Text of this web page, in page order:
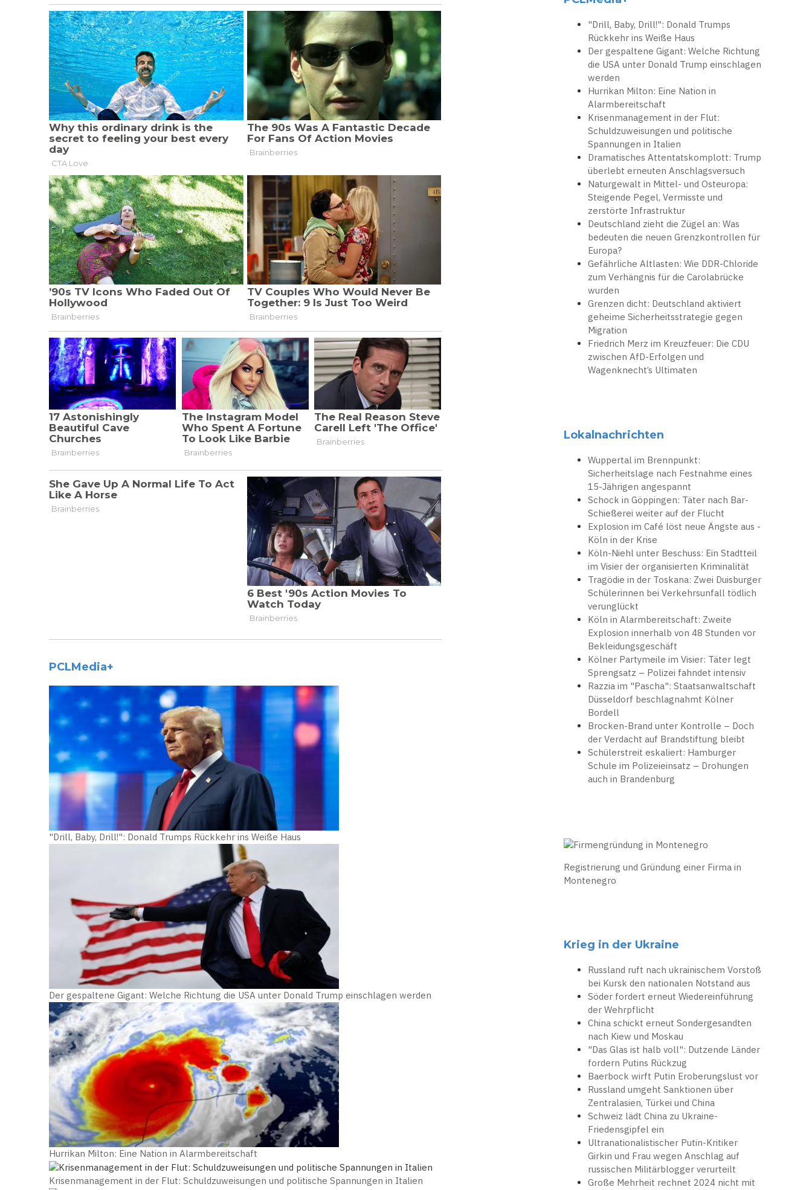
PCLMedia+
"Drill, Baby, Drill!": Donald Trumps Rückkehr ins Weiße Haus
Der gespaltene Gigant: Welche Richtung die USA unter Donald Trump einschlagen werden
Hurrikan Milton: Eine Nation in Alarmbereitschaft
Krisenmanagement in der Flut: Schuldzuweisungen und politische Spannungen in Italien
"Drill, Baby, Drill!": Donald Trumps
Rückkehr ins Weiße Haus
Der gespaltene Gigant: Welche Richtung
die USA unter Donald Trump einschlagen
werden
Hurrikan Milton: Eine Nation in
Alarmbereitschaft
Krisenmanagement in der Flut:
Schuldzuweisungen und politische
Spannungen in Italien
Dramatisches Attentatskomplott: Trump
überlebt erneuten Anschlagsversuch
Naturgewalt in Mittel- und Osteuropa:
Steigende Pegel, Vermisste und
zerstörte Infrastruktur
Deutschland zieht die Zügel an: Was
bedeuten die neuen Grenzkontrollen für
Europa?
Gefährliche Altlasten: Wie DDR-Chloride
zum Verhängnis für die Carolabrücke
wurden
Grenzen dicht: Deutschland aktiviert
geheime Sicherheitsstrategie gegen
Migration
Friedrich Merz im Kreuzfeuer: Die CDU
zwischen AfD-Erfolgen und
Wagenknecht’s Ultimaten
Lokalnachrichten
Wuppertal im Brennpunkt:
Sicherheitslage nach Festnahme eines
15-Jährigen angespannt
Schock in Göppingen: Täter nach Bar-
Schießerei weiter auf der Flucht
Explosion im Café löst neue Ängste aus -
Köln in der Krise
Köln-Niehl unter Beschuss: Ein Stadtteil
im Visier der organisierten Kriminalität
Tragödie in der Toskana: Zwei Duisburger
Schülerinnen bei Verkehrsunfall tödlich
verunglückt
Köln in Alarmbereitschaft: Zweite
Explosion innerhalb von 48 Stunden vor
Bekleidungsgeschäft
Kölner Partymeile im Visier: Täter legt
Sprengsatz – Polizei fahndet intensiv
Razzia im "Pascha": Staatsanwaltschaft
Düsseldorf beschlagnahmt Kölner
Bordell
Brocken-Brand unter Kontrolle – Doch
der Verdacht auf Brandstiftung bleibt
Schülerstreit eskaliert: Hamburger
Schule im Polizeieinsatz – Drohungen
auch in Brandenburg
Registrierung und Gründung einer Firma in
Montenegro
Krieg in der Ukraine
Russland ruft nach ukrainischem Vorstoß
bei Kursk den nationalen Notstand aus
Söder fordert erneut Wiedereinführung
der Wehrpflicht
China schickt erneut Sondergesandten
nach Kiew und Moskau
"Das Glas ist halb voll": Dutzende Länder
fordern Putins Rückzug
Baerbock wirft Putin Eroberungslust vor
Russland umgeht Sanktionen über
Zentralasien, Türkei und China
Schweiz lädt China zu Ukraine-
Friedensgipfel ein
Ultranationalistischer Putin-Kritiker
Girkin und Frau wegen Anschlag auf
russischen Militärblogger verurteilt
Große Mehrheit rechnet 2024 nicht mit